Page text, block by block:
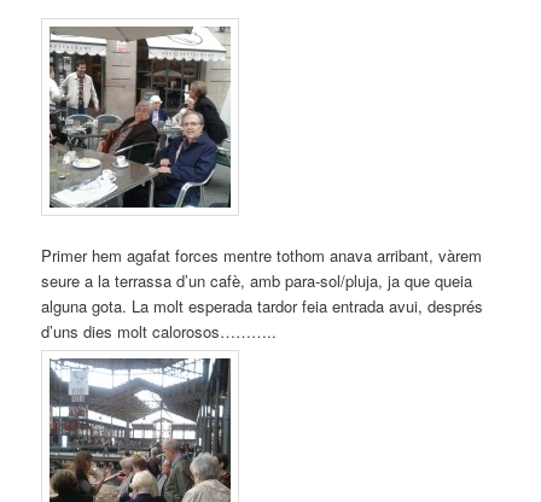
Primer hem agafat forces mentre tothom anava arribant, vàrem
seure a la terrassa d’un cafè, amb para-sol/pluja, ja que queia
alguna gota. La molt esperada tardor feia entrada avui, després
d’uns dies molt calorosos………..